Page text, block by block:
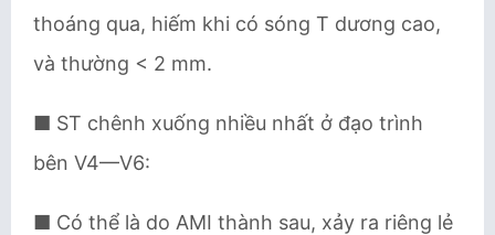
thoáng qua, hiếm khi có sóng T dương cao,
và thường < 2 mm.
■ ST chênh xuống nhiều nhất ở đạo trình
bên V4—V6:
■ Có thể là do AMI thành sau, xảy ra riêng lẻ